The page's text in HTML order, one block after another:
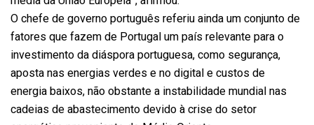
O chefe de governo português referiu ainda um conjunto de
fatores que fazem de Portugal um país relevante para o
investimento da diáspora portuguesa, como segurança,
aposta nas energias verdes e no digital e custos de
energia baixos, não obstante a instabilidade mundial nas
cadeias de abastecimento devido à crise do setor